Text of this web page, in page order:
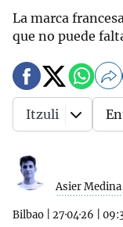
La marca
que no puede
Asier Medina
Bilbao 27·04·26
Itzuli